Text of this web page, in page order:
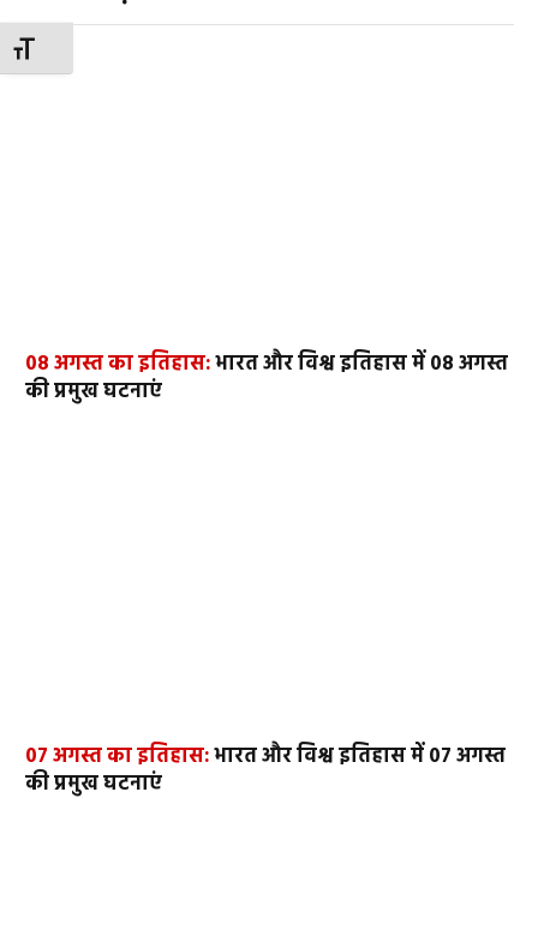
TOGGLE FONT SIZE
08 अगस्त का इतिहास:भारत और विश्व इतिहास में 08 अगस्त
की प्रमुख घटनाएं
07 अगस्त का इतिहास:भारत और विश्व इतिहास में 07 अगस्त
की प्रमुख घटनाएं